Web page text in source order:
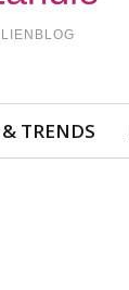
TRENDS